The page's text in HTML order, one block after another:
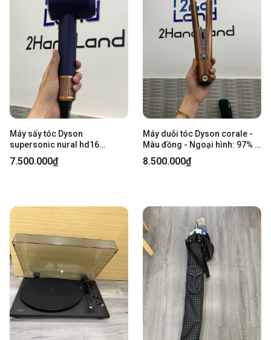
Máy sấy tóc Dyson
supersonic nural hd16
Pburco - Màu xanh - Ngoại
hình: 98% - Thiếu 1 đầu sấy -
7.500.000₫
Máy duỗi tóc Dyson corale -
Màu đồng - Ngoại hình: 97% -
Trầy body - Kèm sạc
8.500.000₫